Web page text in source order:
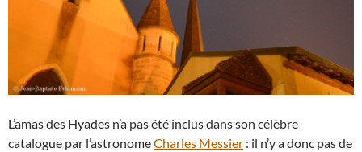
L’amas des Hyades n’a pas été inclus dans son célèbre
catalogue par l’astronomeCharles Messier : il n’y a donc pas de